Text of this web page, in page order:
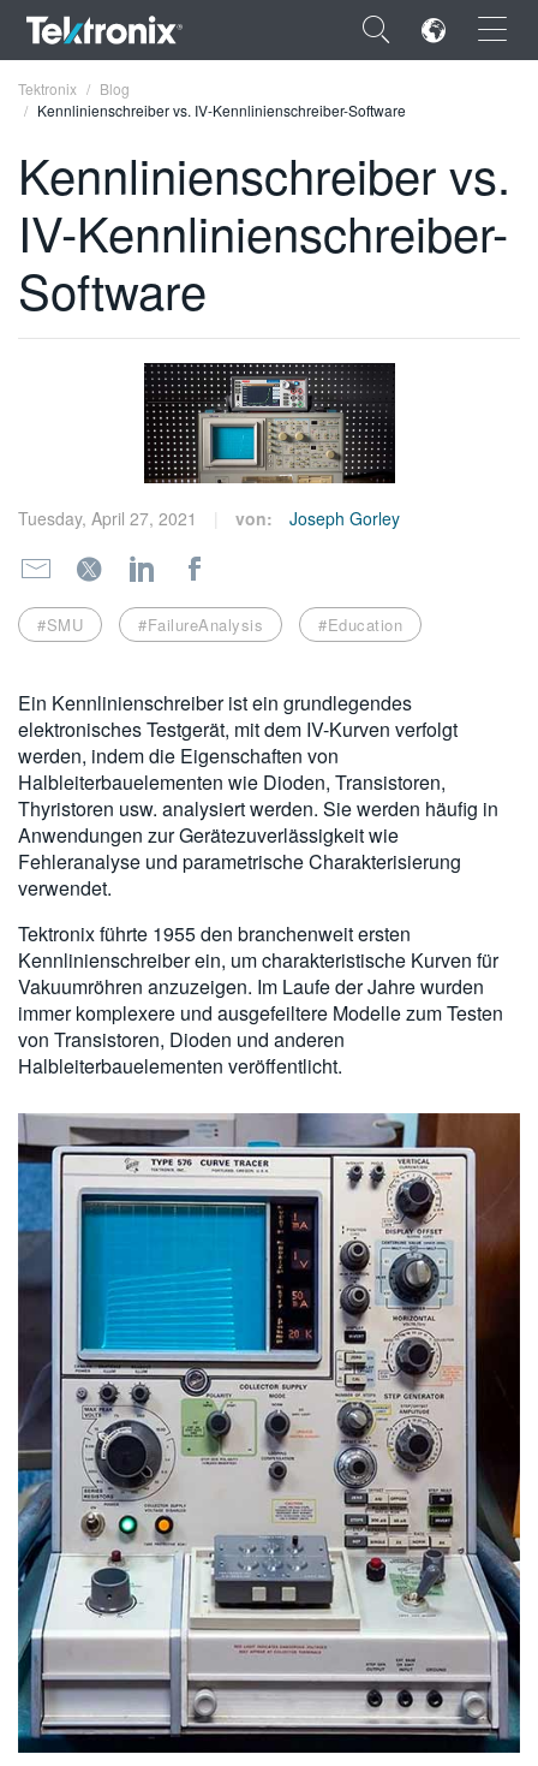
×
ENGLISH
FRANÇAIS
VIỆT NAM
简体中文
한국어
繁體中文
Tektronix
Blog
Kennlinienschreiber vs. IV-Kennlinienschreiber-Software
Kennlinienschreiber vs.
IV-Kennlinienschreiber-
Software
Tuesday, April 27, 2021 von: Joseph Gorley
#SMU #FailureAnalysis #Education
Ein Kennlinienschreiber ist ein grundlegendes
elektronisches Testgerät, mit dem IV-Kurven verfolgt
werden, indem die Eigenschaften von
Halbleiterbauelementen wie Dioden, Transistoren,
Thyristoren usw. analysiert werden. Sie werden häufig in
Anwendungen zur Gerätezuverlässigkeit wie
Fehleranalyse und parametrische Charakterisierung
verwendet.
Tektronix führte 1955 den branchenweit ersten
Kennlinienschreiber ein, um charakteristische Kurven für
Vakuumröhren anzuzeigen. Im Laufe der Jahre wurden
immer komplexere und ausgefeiltere Modelle zum Testen
von Transistoren, Dioden und anderen
Halbleiterbauelementen veröffentlicht.